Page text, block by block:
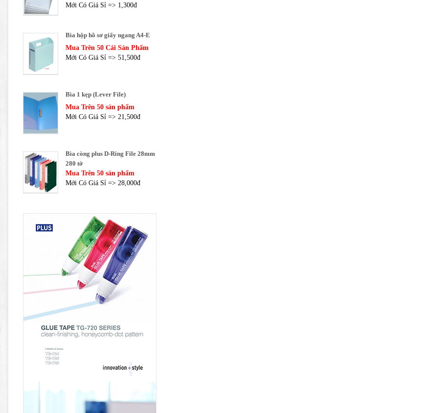
Mới Có Giá Sỉ => 1,300đ
Bìa hộp hồ sơ giấy ngang A4-E
Mua Trên 50 Cái Sản Phẩm
Mới Có Giá Sỉ => 51,500đ
Bìa 1 kẹp (Lever File)
Mua Trên 50 sản phẩm
Mới Có Giá Sỉ => 21,500đ
Bìa còng plus D-Ring File 28mm
280 tờ
Mua Trên 50 sản phẩm
Mới Có Giá Sỉ => 28,000đ